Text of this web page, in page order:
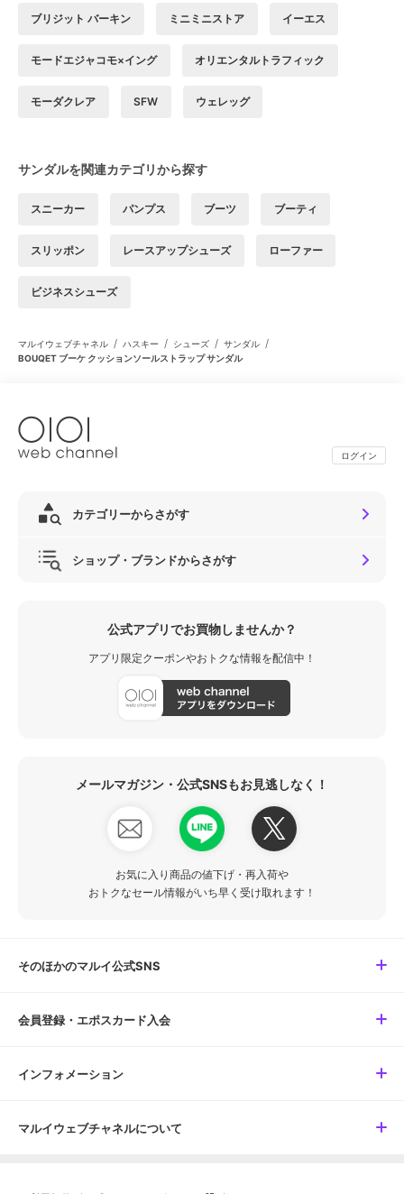
ブリジット バーキン ミニミニストア イーエス
モードエジャコモ×イング オリエンタルトラフィック
モーダクレア SFW ウェレッグ
サンダルを関連カテゴリから探す
スニーカー パンプス ブーツ ブーティ
スリッポン レースアップシューズ ローファー
ビジネスシューズ
マルイウェブチャネル / ハスキー / シューズ / サンダル /
BOUQET ブーケ クッションソールストラップ サンダル
ログイン
カテゴリーからさがす
ショップ・ブランドからさがす
公式アプリでお買物しませんか？
アプリ限定クーポンやおトクな情報を配信中！
メールマガジン・公式SNSもお見逃しなく！
お気に入り商品の値下げ・再入荷や
おトクなセール情報がいち早く受け取れます！
そのほかのマルイ公式SNS
会員登録・エポスカード入会
インフォメーション
マルイウェブチャネルについて